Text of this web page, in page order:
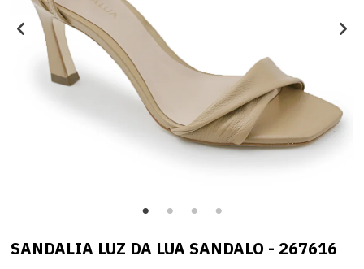
SANDALIA LUZ DA LUA SANDALO - 267616